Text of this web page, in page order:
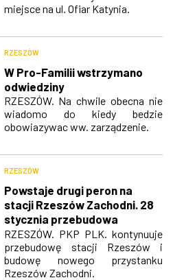
miejsce na ul. Ofiar Katynia.
RZESZÓW
W Pro-Familii wstrzymano
odwiedziny
RZESZÓW. Na chwile obecna nie
wiadomo do kiedy bedzie
obowiazywac ww. zarządzenie.
RZESZÓW
Powstaje drugi peron na
stacji Rzeszów Zachodni. 28
stycznia przebudowa
trzeciego mostu na al.
Wyzwolenia
RZESZÓW. PKP PLK. kontynuuje
przebudowę stacji Rzeszów i
budowę nowego przystanku
Rzeszów Zachodni.